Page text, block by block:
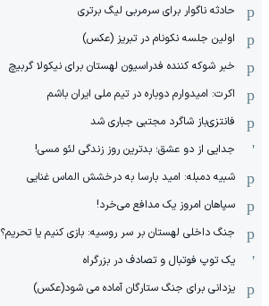
حادثه ناگوار برای سرمربی لیگ برتری
اولین جلسه نکونام در تبریز (عکس)
خبر شوکه کننده فدراسیون لهستان برای نیکولا گربیچ
اکرت: امیدوارم دوباره در تیم ملی ایران باشم
فانتزی‌باز شاگرد مجتبی جباری شد
جدایی از دو عشق؛ بدترین روز زندگی لئو مسی!
شبیه دمبله: امید بارسا به درخشش الماس غنایی
سپاهان امروز یک مدافع می‌خرد!
جنگ داخلی لهستان بر سر روسیه: بازی کنیم یا تحریم؟
یک توپ فوتبال و تصادف در بزرگراه
یزدانی برای جنگ ستارگان آماده می شود(عکس)